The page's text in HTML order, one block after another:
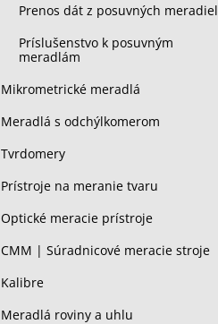
Prenos dát z posuvných meradiel
Príslušenstvo k posuvným
meradlám
Mikrometrické meradlá
Meradlá s odchýlkomerom
Tvrdomery
Prístroje na meranie tvaru
Optické meracie prístroje
CMM | Súradnicové meracie stroje
Kalibre
Meradlá roviny a uhlu